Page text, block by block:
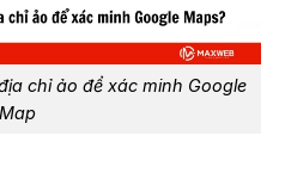
chỉ ảo để xác minh Google
Map